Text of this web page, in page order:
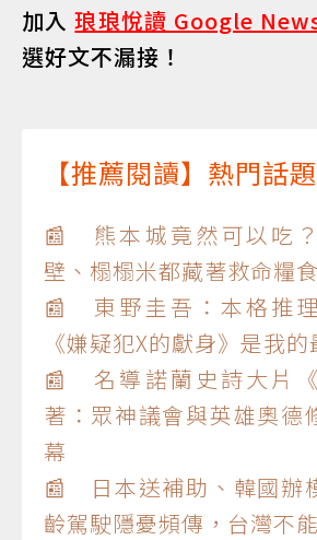
加入琅琅悅讀 Google
選好文不漏接！
【推薦閱讀】熱門話
📰 熊本城竟然可以吃
壁、榻榻米都藏著救命糧食
📰 東野圭吾：本格推理
《嫌疑犯X的獻身》是我的
📰 名導諾蘭史詩大片
著：眾神議會與英雄奧德
幕
📰 日本送補助、韓國辦
齡駕駛隱憂頻傳，台灣不